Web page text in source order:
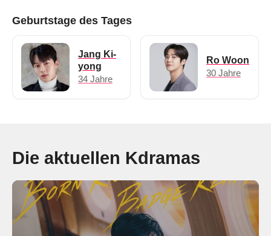
Geburtstage des Tages
Jang Ki-
yong
34 Jahre
Ro Woon
30 Jahre
Die aktuellen Kdramas